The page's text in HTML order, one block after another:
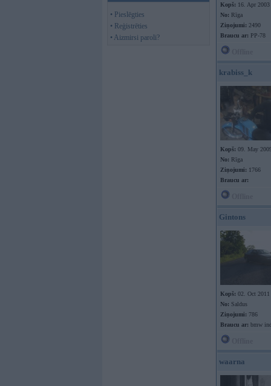
• Pieslēgties
• Reģistrēties
• Aizmirsi paroli?
Kopš: 16. Apr 2003
No: Rīga
Ziņojumi: 2490
Braucu ar: PP-78
krabiss_k
Kopš: 09. May
No: Rīga
Ziņojumi: 1766
Braucu ar:
Gintons
Kopš: 02. Oct 2011
No: Saldus
Ziņojumi: 786
Braucu ar: bmw
waarna